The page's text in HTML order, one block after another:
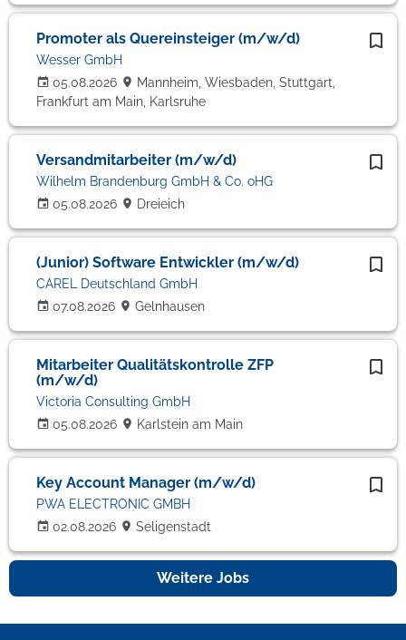
Promoter als Quereinsteiger (m/w/d)
05.08.2026
Wesser GmbH
Mannheim, Wiesbaden, Stuttgart,
Frankfurt am Main, Karlsruhe
Versandmitarbeiter (m/w/d)
05.08.2026
Wilhelm Brandenburg GmbH & Co. oHG
Dreieich
(Junior) Software Entwickler (m/w/d)
07.08.2026
CAREL Deutschland GmbH
Gelnhausen
Mitarbeiter Qualitätskontrolle ZFP
(m/w/d)
05.08.2026
Victoria Consulting GmbH
Karlstein am Main
Key Account Manager (m/w/d)
02.08.2026
PWA ELECTRONIC GMBH
Seligenstadt
Weitere Jobs